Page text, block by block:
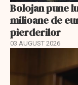
Bolojan pune
milioane de
pierderilor
03 AUGUST 2026